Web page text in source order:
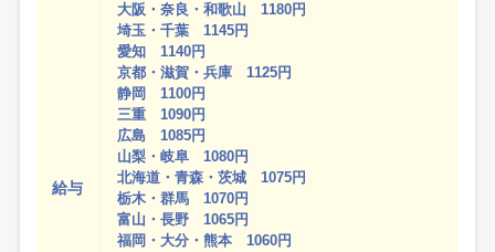
給与
大阪・奈良・和歌山 1180円
埼玉・千葉 1145円
愛知 1140円
京都・滋賀・兵庫 1125円
静岡 1100円
三重 1090円
広島 1085円
山梨・岐阜 1080円
北海道・青森・茨城 1075円
栃木・群馬 1070円
富山・長野 1065円
福岡・大分・熊本 1060円